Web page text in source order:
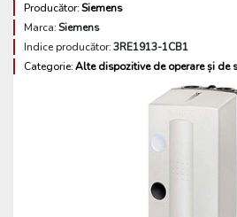
Producător:Siemens
Marca:Siemens
Indice producător:3RE1913-1CB1
Categorie:Alte dispozitive de operare și de